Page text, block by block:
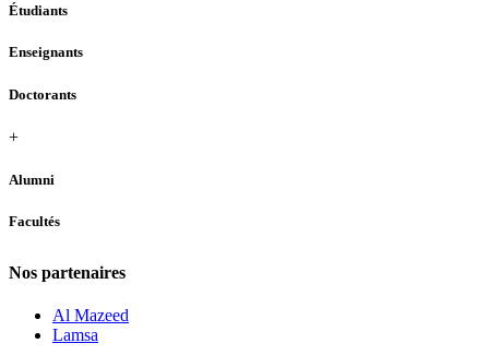
Étudiants
Enseignants
Doctorants
+
Alumni
Facultés
Nos partenaires
Al Mazeed
Lamsa